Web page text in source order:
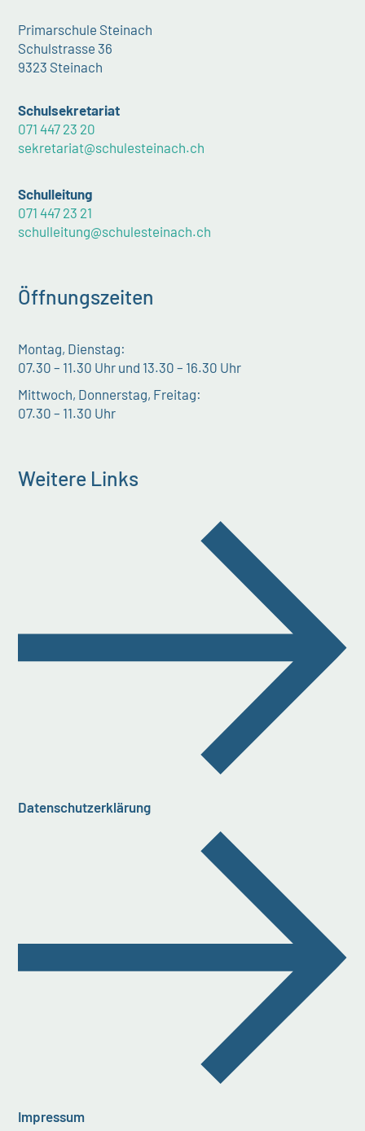
Primarschule Steinach
Schulstrasse 36
9323 Steinach
Schulsekretariat
071 447 23 20
sekretariat@schulesteinach.ch
Schulleitung
071 447 23 21
schulleitung@schulesteinach.ch
Öffnungszeiten
Montag, Dienstag:
07.30 – 11.30 Uhr und 13.30 – 16.30 Uhr
Mittwoch, Donnerstag, Freitag:
07.30 – 11.30 Uhr
Weitere Links
Datenschutzerklärung
Impressum